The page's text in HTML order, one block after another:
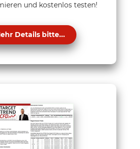
und kostenlos testen!
Details bitte...